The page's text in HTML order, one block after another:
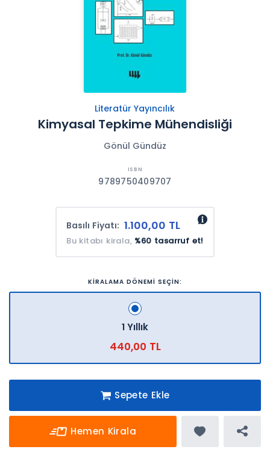
Literatür Yayıncılık
Kimyasal Tepkime Mühendisliği
Gönül Gündüz
9789750409707
Basılı Fiyatı: 1.100,00 TL
Bu kitabı kirala, %60 tasarruf et!
KİRALAMA DÖNEMİ SEÇİN:
1 Yıllık
440,00 TL
Sepete Ekle
Hemen Kirala